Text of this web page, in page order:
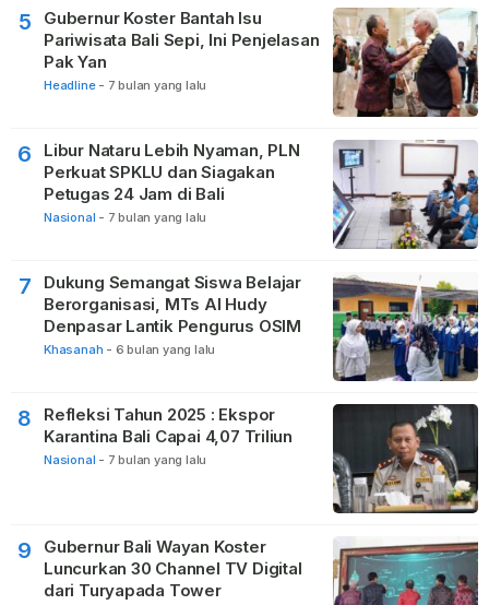
5
Gubernur Koster Bantah Isu
Pariwisata Bali Sepi, Ini Penjelasan
Pak Yan
Headline - 7 bulan yang lalu
6
Libur Nataru Lebih Nyaman, PLN
Perkuat SPKLU dan Siagakan
Petugas 24 Jam di Bali
Nasional - 7 bulan yang lalu
7
Dukung Semangat Siswa Belajar
Berorganisasi, MTs Al Hudy
Denpasar Lantik Pengurus OSIM
Khasanah - 6 bulan yang lalu
8
Refleksi Tahun 2025 : Ekspor
Karantina Bali Capai 4,07 Triliun
Nasional - 7 bulan yang lalu
9
Gubernur Bali Wayan Koster
Luncurkan 30 Channel TV Digital
dari Turyapada Tower